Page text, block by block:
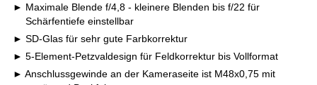
Maximale Blende f/4,8 - kleinere Blenden bis f/22 für
Schärfentiefe einstellbar
SD-Glas für sehr gute Farbkorrektur
5-Element-Petzvaldesign für Feldkorrektur bis Vollformat
Anschlussgewinde an der Kameraseite ist M48x0,75 mit